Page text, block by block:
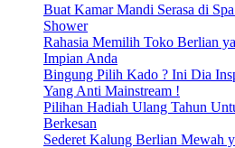
Buat Kamar Mandi Serasa di
Shower
Rahasia Memilih Toko Berlian
Impian Anda
Bingung Pilih Kado ? Ini Dia
Yang Anti Mainstream !
Pilihan Hadiah Ulang Tahun
Berkesan
Sederet Kalung Berlian Mewah